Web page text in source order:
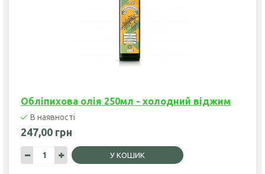
Обліпихова олія 250мл - холодний віджим
В наявності
247,00 грн
У КОШИК